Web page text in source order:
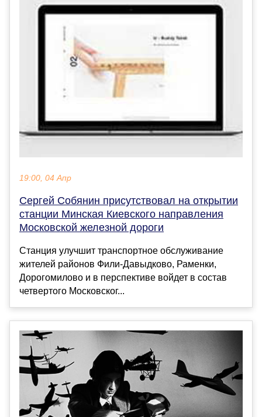
19:00, 04 Апр
Сергей Собянин присутствовал на открытии
станции Минская Киевского направления
Московской железной дороги
Станция улучшит транспортное обслуживание
жителей районов Фили-Давыдково, Раменки,
Дорогомилово и в перспективе войдет в состав
четвертого Московског...